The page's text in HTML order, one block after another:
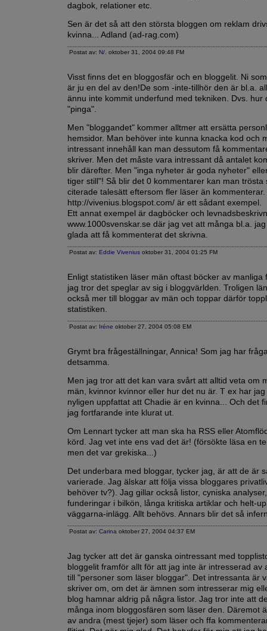
dagbok, relationer etc.
Sen är det så att den största bloggen om reklam
kvinna... Adland (ad-rag.com)
Postat av: N/. oktober 31, 2004 09:48 FM
Visst finns det en bloggosfär och en bloggelit. Ni
är ju en del av den!De som -inte-tillhör den är bl.a.
ännu inte kommit underfund med tekniken. Dvs. hur
"pinga".
Men "bloggandet" kommer alltmer att ersätta
hemsidor. Man behöver inte kunna knacka kod och
intressant innehåll kan man dessutom få
skriver. Men det måste vara intressant då antalet
blir därefter. Men "inga nyheter är goda nyheter"
tiger still"! Så blir det 0 kommentarer kan man trösta
citerade talesätt eftersom fler läser än
http://vivenius.blogspot.com/ är ett sådant exempel.
Ett annat exempel är dagböcker och
www.1000svenskar.se där jag vet att många bl.a.
glada att få kommenterat det skrivna.
Postat av: Eddie Vivenius oktober 31, 2004 01:25 FM
Enligt statistiken läser män oftast böcker av manliga
jag tror det speglar av sig i bloggvärlden. Troligen
också mer till bloggar av män och toppar därför
statistiken.
Postat av: Iréne oktober 27, 2004 05:08 EM
Grymt bra frågeställningar, Annica! Som jag har
detsamma.
Men jag tror att det kan vara svårt att alltid veta om
män, kvinnor kvinnor eller hur det nu är. T ex har
nyligen uppfattat att Chadie är en kvinna... Och det
jag fortfarande inte klurat ut.
Om Lennart tycker att man ska ha RSS eller
körd. Jag vet inte ens vad det är! (försökte läsa en
men det var grekiska...)
Det underbara med bloggar, tycker jag, är att de är
varierade. Jag älskar att följa vissa bloggares
behöver tv?). Jag gillar också listor, cyniska
funderingar i bilkön, långa kritiska artiklar och helt-
väggarna-inlägg. Allt behövs. Annars blir det så
Postat av: Carina oktober 27, 2004 04:37 EM
Jag tycker att det är ganska ointressant med
bloggelit framför allt för att jag inte är intresserad av
till "personer som läser bloggar". Det intressanta är
skriver om, om det är ämnen som intresserar mig
blog hamnar aldrig på några listor. Jag tror inte att
många inom bloggosfären som läser den. Däremot
av andra (mest tjejer) som läser och ffa